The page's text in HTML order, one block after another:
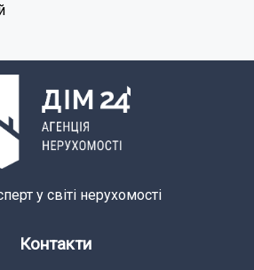
у світі нерухомості
Контакти